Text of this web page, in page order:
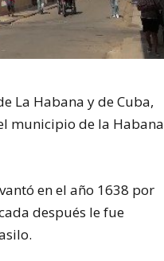
La Habana y de Cuba,
municipio de la Habana
en el año 1638 por
después le fue